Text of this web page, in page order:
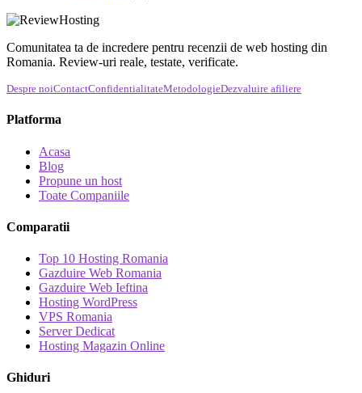
Comunitatea ta de incredere pentru recenzii de web hosting din
Romania. Review-uri reale, testate, verificate.
Despre noiContactConfidentialitateMetodologieDezvaluire afiliere
Platforma
Acasa
Blog
Propune un host
Toate Companiile
Comparatii
Top 10 Hosting Romania
Gazduire Web Romania
Gazduire Web Ieftina
Hosting WordPress
VPS Romania
Server Dedicat
Hosting Magazin Online
Ghiduri